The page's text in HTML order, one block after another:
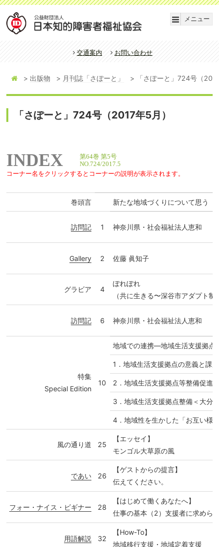
メニュー
交通案内 お問い合わせ
出版物 月刊誌「さぽーと」 「さぽーと」724号（
「さぽーと」724号（2017年5月）
INDEX
第64巻 第5号
NO.724/2017.5
コーナー名をクリックするとコーナーの説明が表示されます。
巻頭言 新たな地域づくりについて思う
訪問記 1 神奈川県・社会福祉法人恵和
Gallery 2 佐藤 眞知子
グラビア 4
ぽれぽれ
（共に生きる〜深谷市アダプト
訪問記 6 神奈川県・社会福祉法人恵和
特集
Special Edition
10
地域での連携―地域生活支援拠
1．地域生活支援拠点の意義と課題
2．地域生活支援拠点等整備促進
3．地域生活支援拠点整備＜大分
4．地域性を生かした「お互い様
風の通り道 25
【エッセイ】
モンゴル大草原の風
であい 26
【ゲストからの提言】
伝えてください。
フォー・ナイス・ビギナー 28
【はじめて働くあなたへ】
仕事の基本（2）支援者に求めら
用語解説 32
【How-To】
地域移行支援・地域定着支援